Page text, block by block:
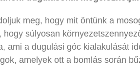
meg, hogy mit öntünk a
hogy súlyosan
ami a dugulási góc kialakulását
amelyek ott a bomlás során